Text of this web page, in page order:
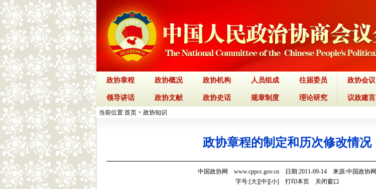
政协章程 政协概况 政协机构 人员组成 往届委员
领导讲话 政协文献 政协史话 规章制度 理论研究
政协会议
议政建言
当前位置:首页 > 政协知识
政协章程的制定和历次修改情况
中国政协网 www.cppcc.gov.cn 日期:2011-09-14 来源:中国政协网
字号:[大][中][小] 打印本页 关闭窗口